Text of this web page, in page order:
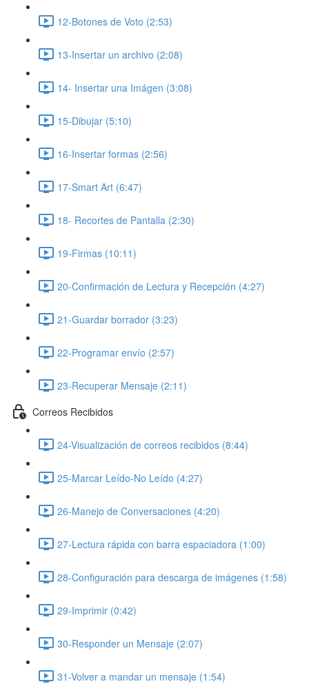
12-Botones de Voto (2:53)
13-Insertar un archivo (2:08)
14- Insertar una Imágen (3:08)
15-Dibujar (5:10)
16-Insertar formas (2:56)
17-Smart Art (6:47)
18- Recortes de Pantalla (2:30)
19-Firmas (10:11)
20-Confirmación de Lectura y Recepción (4:27)
21-Guardar borrador (3:23)
22-Programar envío (2:57)
23-Recuperar Mensaje (2:11)
Correos Recibidos
24-Visualización de correos recibidos (8:44)
25-Marcar Leído-No Leído (4:27)
26-Manejo de Conversaciones (4:20)
27-Lectura rápida con barra espaciadora (1:00)
28-Configuración para descarga de imágenes (1:58)
29-Imprimir (0:42)
30-Responder un Mensaje (2:07)
31-Volver a mandar un mensaje (1:54)